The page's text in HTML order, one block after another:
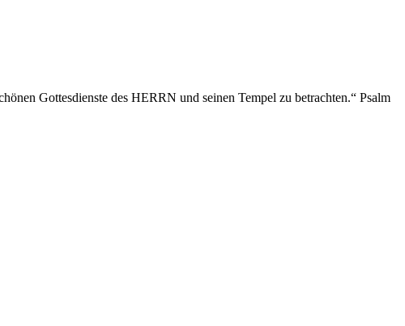
Gottesdienste des HERRN und seinen Tempel zu betrachten.“ Psalm